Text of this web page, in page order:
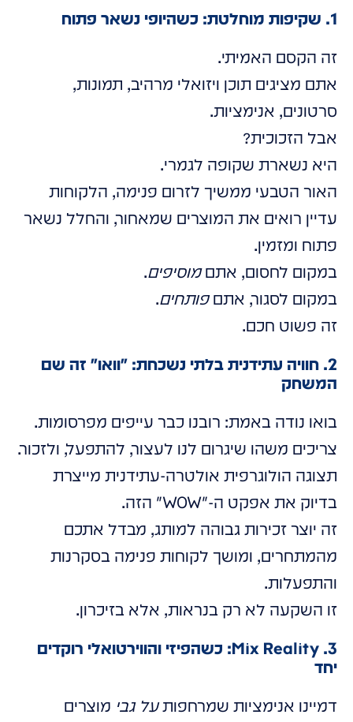
1. שקיפות מוחלטת: כשהיופי נשאר פתוח
זה הקסם האמיתי.
אתם מציגים תוכן ויזואלי מרהיב, תמונות,
סרטונים, אנימציות.
אבל הזכוכית?
היא נשארת שקופה לגמרי.
האור הטבעי ממשיך לזרום פנימה, הלקוחות
עדיין רואים את המוצרים שמאחור, והחלל נשאר
פתוח ומזמין.
במקום לחסום, אתםמוסיפים.
במקום לסגור, אתםפותחים.
זה פשוט חכם.
2. חוויה עתידנית בלתי נשכחת: "וואו" זה שם
המשחק
בואו נודה באמת: רובנו כבר עייפים מפרסומות.
צריכים משהו שיגרום לנו לעצור, להתפעל, ולזכור.
תצוגה הולוגרפית אולטרה-עתידנית מייצרת
בדיוק את אפקט ה-"WOW" הזה.
זה יוצר זכירות גבוהה למותג, מבדל אתכם
מהמתחרים, ומושך לקוחות פנימה בסקרנות
והתפעלות.
זו השקעה לא רק בנראות, אלא בזיכרון.
3. Mix Reality: כשהפיזי והווירטואלי רוקדים
יחד
דמיינו אנימציות שמרחפותעל גבי מוצרים